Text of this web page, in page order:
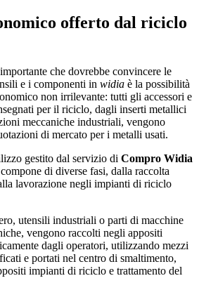
offerto dal riciclo
che dovrebbe convincere le
e i componenti in widia è la possibilità
non irrilevante: tutti gli accessori e
per il riciclo, dagli inserti metallici
meccaniche industriali, vengono
di mercato per i metalli usati.
gestito dal servizio di Compro Widia
di diverse fasi, dalla raccolta
lavorazione negli impianti di riciclo
utensili industriali o parti di macchine
vengono raccolti negli appositi
dagli operatori, utilizzando mezzi
e portati nel centro di smaltimento,
impianti di riciclo e trattamento del